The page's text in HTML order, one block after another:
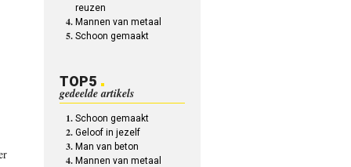
reuzen
Mannen van metaal
Schoon gemaakt
TOP5
gedeelde artikels
Schoon gemaakt
Geloof in jezelf
Man van beton
Mannen van metaal